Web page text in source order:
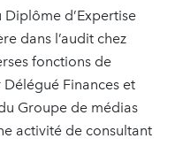
Diplôme d’Expertise
dans l’audit chez
fonctions de
Finances et
Groupe de médias
activité de consultant